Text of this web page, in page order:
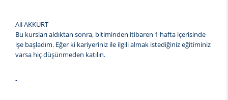
Ali AKKURT
Bu kursları aldıktan sonra, bitiminden itibaren 1 hafta içerisinde
işe başladım. Eğer ki kariyeriniz ile ilgili almak istediğiniz eğitiminiz
varsa hiç düşünmeden katılın.
-